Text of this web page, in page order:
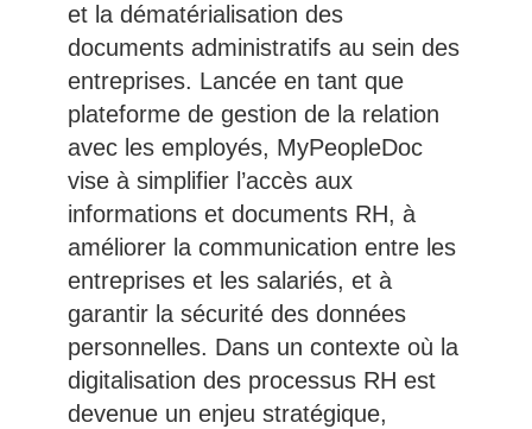
et la dématérialisation des
documents administratifs au sein des
entreprises. Lancée en tant que
plateforme de gestion de la relation
avec les employés, MyPeopleDoc
vise à simplifier l’accès aux
informations et documents RH, à
améliorer la communication entre les
entreprises et les salariés, et à
garantir la sécurité des données
personnelles. Dans un contexte où la
digitalisation des processus RH est
devenue un enjeu stratégique,